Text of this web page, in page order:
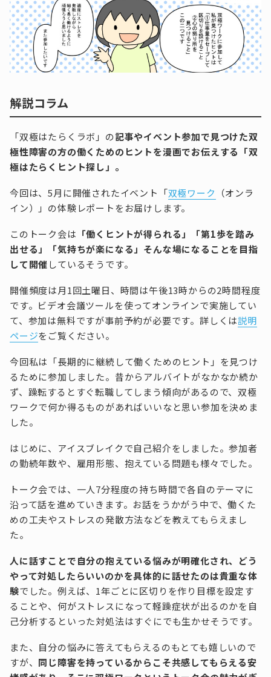
解説コラム
「双極はたらくラボ」の記事やイベント参加で見つけた双
極性障害の方の働くためのヒントを漫画でお伝えする「双
極はたらくヒント探し」。
今回は、5月に開催されたイベント「双極ワーク
（オンラ
イン）」の体験レポートをお届けします。
このトーク会は 「働くヒントが得られる」「第1歩を踏み
出せる」「気持ちが楽になる」そんな場になることを目指
して開催しているそうです。
開催頻度は月1回土曜日、時間は午後13時からの2時間程度
です。ビデオ会議ツールを使ってオンラインで実施してい
て、参加は無料ですが事前予約が必要です。詳しくは説明
ページをご覧ください。
今回私は「長期的に継続して働くためのヒント」を見つけ
るために参加しました。昔からアルバイトがなかなか続か
ず、躁転するとすぐ転職してしまう傾向があるので、双極
ワークで何か得るものがあればいいなと思い参加を決めま
した。
はじめに、アイスブレイクで自己紹介をしました。参加者
の勤続年数や、雇用形態、抱えている問題も様々でした。
トーク会では、一人7分程度の持ち時間で各自のテーマに
沿って話を進めていきます。お話をうかがう中で、働くた
めの工夫やストレスの発散方法などを教えてもらえまし
た。
人に話すことで自分の抱えている悩みが明確化され、どう
やって対処したらいいのかを具体的に話せたのは貴重な体
験でした。例えば、1年ごとに区切りを作り目標を設定す
ることや、何がストレスになって軽躁症状が出るのかを自
己分析するといった対処法はすぐにでも生かせそうです。
また、自分の悩みに答えてもらえるのもとても嬉しいので
すが、 同じ障害を持っているからこそ共感してもらえる安